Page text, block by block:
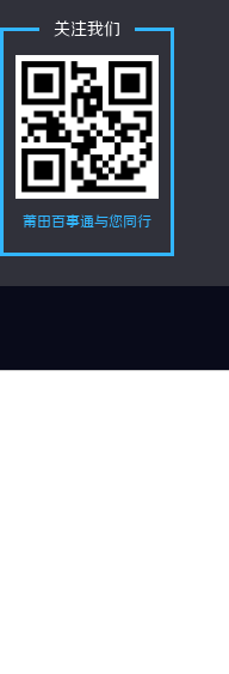
关注我们
莆田百事通与您同行